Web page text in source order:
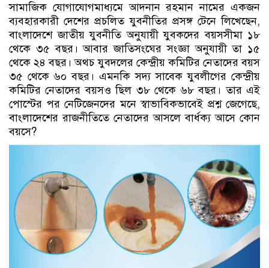
সামাজিক যোগাযোগমাধ্যমে আদনান রহমান নামের একজন
ব্যবহারকারী দেশের প্রচলিত যুবনীতির প্রসঙ্গ টেনে লিখেছেন,
বাংলাদেশে জাতীয় যুবনীতি অনুযায়ী যুবকদের বয়সসীমা ১৮
থেকে ৩৫ বছর। আবার জাতিসংঘের সংজ্ঞা অনুযায়ী তা ১৫
থেকে ২৪ বছর। অথচ যুবদলের কেন্দ্রীয় কমিটির নেতাদের বয়স
৩৫ থেকে ৬০ বছর। এমনকি সদ্য সাবেক যুবলীগের কেন্দ্রীয়
কমিটির নেতাদের বয়সও ছিল ৩৮ থেকে ৬৮ বছর। তার এই
পোস্টের পর নেটিজেনদের মনে স্বাভাবিকভাবেই প্রশ্ন জেগেছে,
বাংলাদেশের রাজনীতিতে নেতাদের আসলে বার্ধক্য আসে কোন
বয়সে?